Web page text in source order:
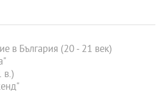
в България (20 - 21 век)
в.)